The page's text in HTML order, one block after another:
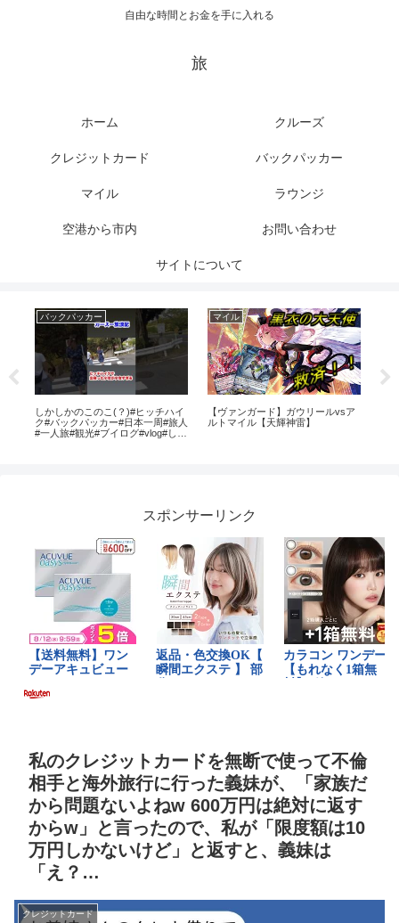
自由な時間とお金を手に入れる
旅
ホーム クルーズ
クレジットカード バックパッカー
マイル ラウンジ
空港から市内 お問い合わせ
サイトについて
バックパッカー
しかしかのこのこ(？)#ヒッチハイ
ク#バックパッカー#日本一周#旅人
#一人旅#観光#ブイログ#vlog#しか
マイル
【ヴァンガード】ガウリールvsア
ルトマイル【天輝神雷】
スポンサーリンク
私のクレジットカードを無断で使って不倫
相手と海外旅行に行った義妹が、「家族だ
から問題ないよねw 600万円は絶対に返す
からw」と言ったので、私が「限度額は10
万円しかないけど」と返すと、義妹は
「え？…
クレジットカード